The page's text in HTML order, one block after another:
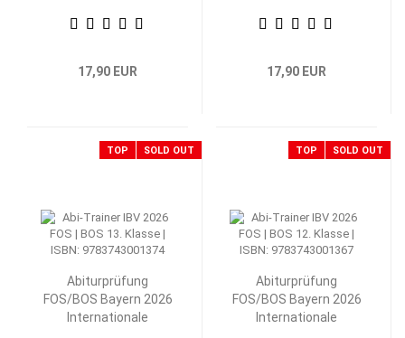
Klasse
17,90 EUR
Klasse
17,90 EUR
TOP SOLD OUT
Abiturprüfung
FOS/BOS Bayern 2026
Internationale
TOP SOLD OUT
Abiturprüfung
FOS/BOS Bayern 2026
Internationale